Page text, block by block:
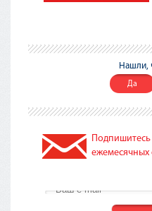
Нашли,
Да
Подпишитесь
ежемесячных